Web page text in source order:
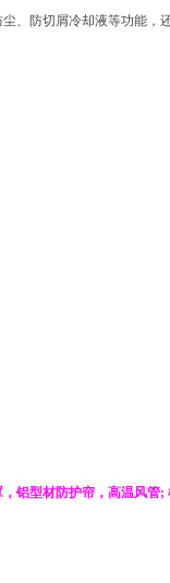
、防切屑冷却液等功能，
， 铝型材防护帘 ， 高温风管;